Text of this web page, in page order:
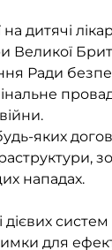
дитячі
Ради
яких
нападах.
дієвих
для